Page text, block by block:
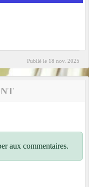
Publié le 18 nov. 2025
aux commentaires.